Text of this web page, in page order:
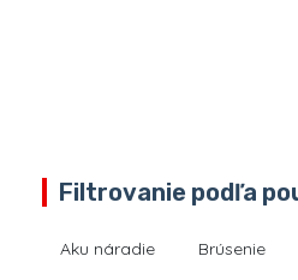
Filtrovanie podľa
Aku náradie Brúsenie